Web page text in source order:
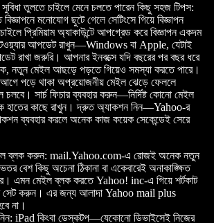
তুলতে চাইলে মেনে চলতে পারেন কিছু সহজ টিপস:
মনোযোগ ছুটে গেলে সেটিংসে গিয়ে বিজ্ঞাপন
প্রিমিয়াম অ্যাকাউন্টে আপগ্রেড করে বিজ্ঞাপন একদম
আপডেট রাখুন—Windows বা Apple, যেটাই
রাখা জরুরি। আপনার ইনবক্সে যদি বছরের পর বছর ধরে
নতুন মেইল আছড়ে পড়তে গিয়েও সমস্যা করতে পারে।
পড়ে থাকা অপ্রয়োজনীয় মেইল ঝেড়ে ফেললে
সার্চ ফিচার ব্যবহার করুন—নির্দিষ্ট কোনো মেইল
হাতের কাছে রাখুন। দ্রুত অ্যাকশন নিন—Yahoo-র
ব্যবহার করলে অনেক কাজ কয়েক সেকেন্ডেই সেরে
ব্লক করুন: mail.Yahoo.com-এ রোজই অনেক নতুন
বেশ কিছু অচেনা ঠিকানা বা একেবারেই অনাকাঙ্ক্ষিত
এমন মেইল ব্লক করতে Yahoo! inc-এ গিয়ে শর্টকাট
সেট করুন। এর জন্য আলাদা Yahoo mail plus
না।
iPad কিংবা ডেস্কটপ—যেকোনো ডিভাইসেই নিজের